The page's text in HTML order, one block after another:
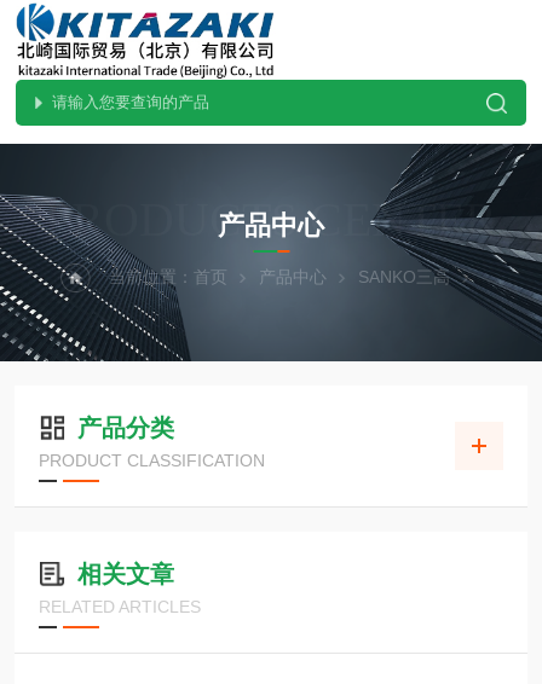
PRODUCTS CENTER
产品中心
当前位置： 首页 产品中心 SANKO三高
产品分类
PRODUCT CLASSIFICATION
相关文章
RELATED ARTICLES